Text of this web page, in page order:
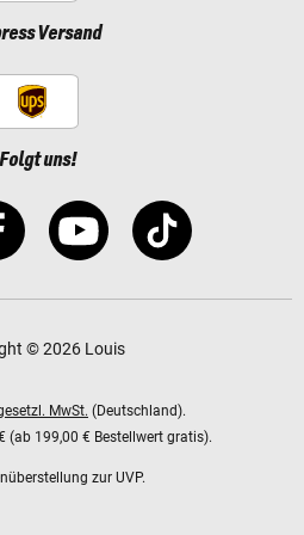
Versand
Folgt uns!
© 2026 Louis
MwSt. (Deutschland).
(ab 199,00 € Bestellwert gratis).
zur UVP.